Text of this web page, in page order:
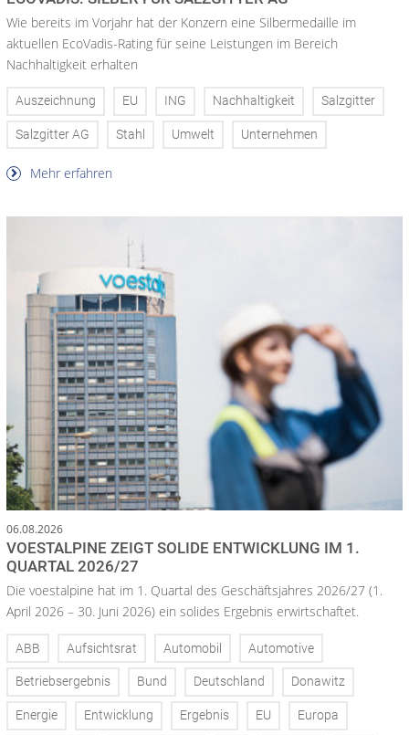
Wie bereits im Vorjahr hat der Konzern eine Silbermedaille im
aktuellen EcoVadis-Rating für seine Leistungen im Bereich
Nachhaltigkeit erhalten
Auszeichnung EU ING Nachhaltigkeit Salzgitter
Salzgitter AG Stahl Umwelt Unternehmen
Mehr erfahren
06.08.2026
VOESTALPINE ZEIGT SOLIDE ENTWICKLUNG IM 1.
QUARTAL 2026/27
Die voestalpine hat im 1. Quartal des Geschäftsjahres 2026/27 (1.
April 2026 – 30. Juni 2026) ein solides Ergebnis erwirtschaftet.
ABB Aufsichtsrat Automobil Automotive
Betriebsergebnis Bund Deutschland Donawitz
Energie Entwicklung Ergebnis EU Europa